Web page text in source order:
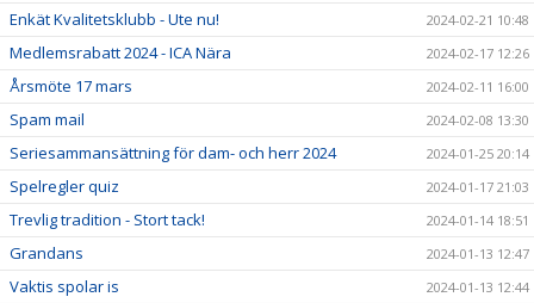
Enkät Kvalitetsklubb - Ute nu! 2024-02-21 10:48
Medlemsrabatt 2024 - ICA Nära 2024-02-17 12:26
Årsmöte 17 mars 2024-02-11 16:00
Spam mail 2024-02-08 13:30
Seriesammansättning för dam- och herr 2024 2024-01-25 20:14
Spelregler quiz 2024-01-17 21:03
Trevlig tradition - Stort tack! 2024-01-14 18:51
Grandans 2024-01-13 12:47
Vaktis spolar is 2024-01-13 12:44